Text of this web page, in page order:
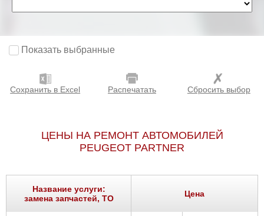
Орёл
Петрозаводск
Самара
Показать выбранные
Сохранить в Excel Распечатать Сбросить выбор
ЦЕНЫ НА РЕМОНТ АВТОМОБИЛЕЙ
PEUGEOT PARTNER
Название услуги:
замена запчастей, ТО
Цена